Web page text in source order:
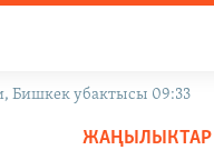
Бишкек убактысы 09:33
ЖАҢЫЛЫКТАР